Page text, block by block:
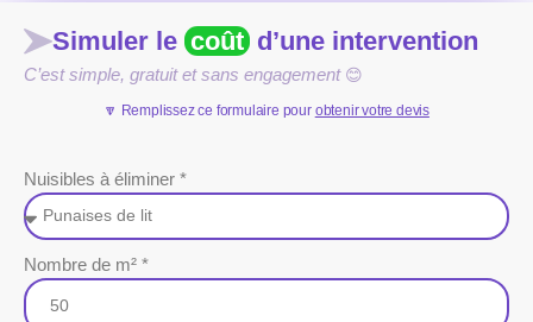
Simuler le coût d’une intervention
C’est simple, gratuit et sans engagement 😊
🔽 Remplissez ce formulaire pour obtenir votre devis
Nuisibles à éliminer *
Nombre de m² *